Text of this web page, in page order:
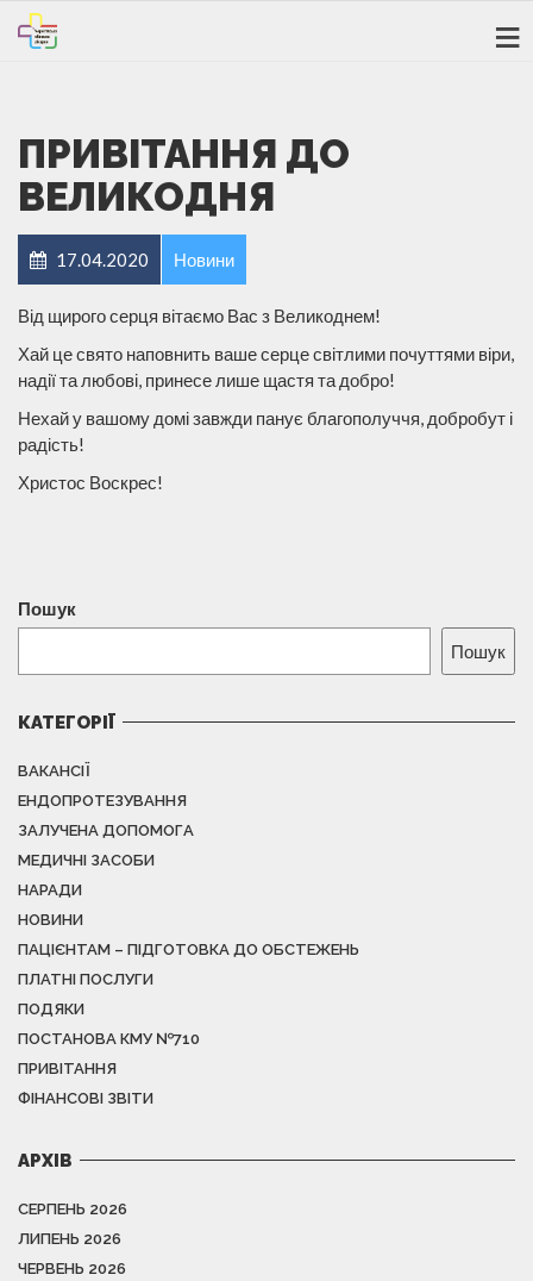
ПРИВIТАННЯ ДО
ВЕЛИКОДНЯ
17.04.2020 Новини
Від щирого серця вітаємо Вас з Великоднем!
Хай це свято наповнить ваше серце світлими почуттями віри,
надії та любові, принесе лише щастя та добро!
Нехай у вашому домі завжди панує благополуччя, добробут і
радість!
Христос Воскрес!
Пошук
Пошук
КАТЕГОРІЇ
ВАКАНСІЇ
ЕНДОПРОТЕЗУВАННЯ
ЗАЛУЧЕНА ДОПОМОГА
МЕДИЧНІ ЗАСОБИ
НАРАДИ
НОВИНИ
ПАЦІЄНТАМ – ПІДГОТОВКА ДО ОБСТЕЖЕНЬ
ПЛАТНІ ПОСЛУГИ
ПОДЯКИ
ПОСТАНОВА КМУ №710
ПРИВІТАННЯ
ФІНАНСОВІ ЗВІТИ
АРХІВ
СЕРПЕНЬ 2026
ЛИПЕНЬ 2026
ЧЕРВЕНЬ 2026